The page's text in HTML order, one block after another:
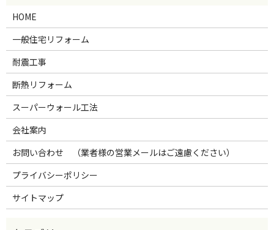
HOME
一般住宅リフォーム
耐震工事
断熱リフォーム
スーパーウォール工法
会社案内
お問い合わせ （業者様の営業メールはご遠慮ください）
プライバシーポリシー
サイトマップ